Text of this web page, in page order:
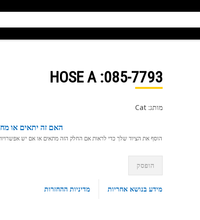
085-7793
: HOSE A
מותג: Cat
האם זה יתאים או
הוסף את הציוד שלך כדי לראות אם החלק הזה מתאים או אם יש אפשרויות
הופסק
מידע בנושא אחריות מדיניות ההחזרות